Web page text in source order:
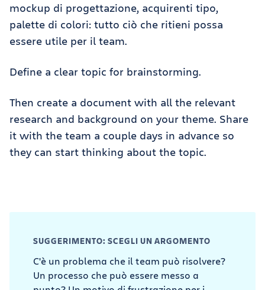
mockup di progettazione, acquirenti tipo,
palette di colori: tutto ciò che ritieni possa
essere utile per il team.
Define a clear topic for brainstorming.
Then create a document with all the relevant
research and background on your theme. Share
it with the team a couple days in advance so
they can start thinking about the topic.
SUGGERIMENTO: SCEGLI UN ARGOMENTO
C'è un problema che il team può risolvere?
Un processo che può essere messo a